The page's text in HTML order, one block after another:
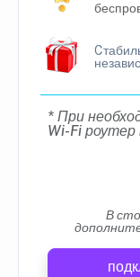
* При
Wi-Fi роутер
В